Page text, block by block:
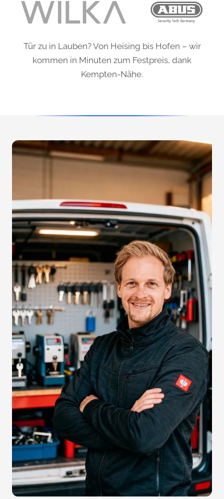
Tür zu in Lauben? Von Heising bis Hofen – wir
kommen in Minuten zum Festpreis, dank
Kempten-Nähe.